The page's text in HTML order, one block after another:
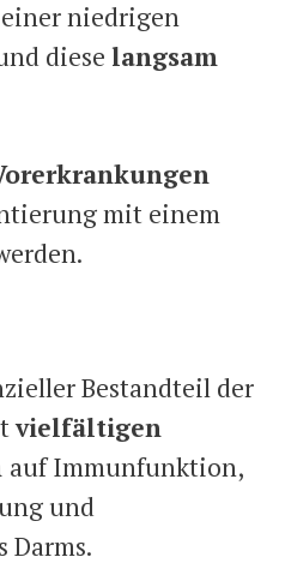
niedrigen
diese langsam
mit einem
Bestandteil der
vielfältigen
auf Immunfunktion,
und
Darms.